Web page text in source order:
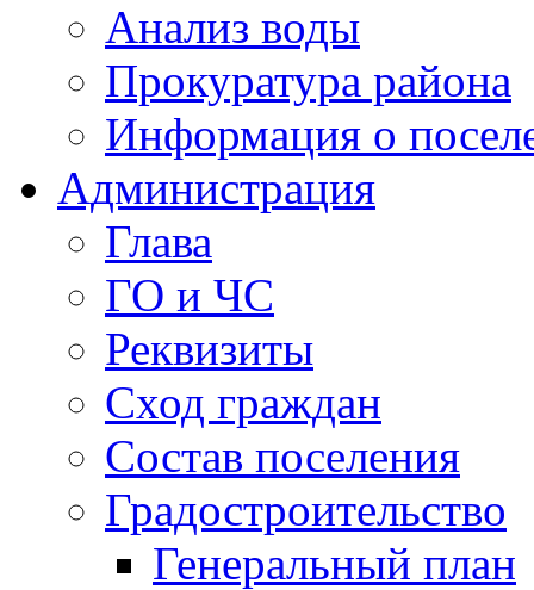
Анализ воды
Прокуратура района
Информация о
Администрация
Глава
ГО и ЧС
Реквизиты
Сход граждан
Состав поселения
Градостроительство
Генеральный план